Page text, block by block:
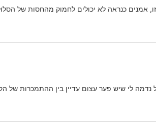
אמנים כנראה לא יכולים לחמוק מהחסות של
נדמה לי שיש פער עצום עדיין בין ההתמכרות של